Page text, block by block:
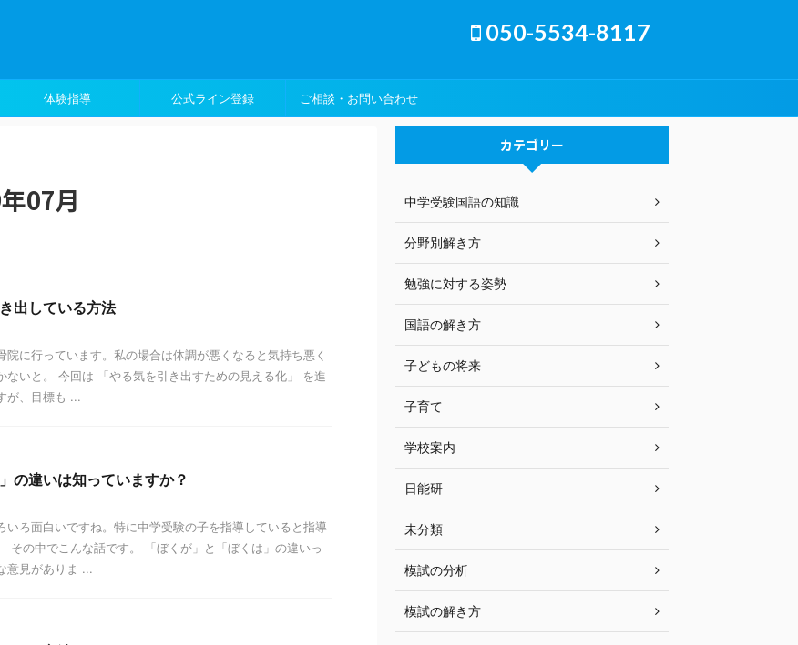
050-5534-8117
体験指導 公式ライン登録 ご相談・お問い合わせ
07月
出している方法
院に行っています。私の場合は体調が悪くなると気持ち悪く
ないと。 今回は 「やる気を引き出すための見える化」 を進
が、目標も ...
の違いは知っていますか？
いろ面白いですね。特に中学受験の子を指導していると指導
その中でこんな話です。 「ぼくが」と「ぼくは」の違いっ
意見がありま ...
カテゴリー
中学受験国語の知識
分野別解き方
勉強に対する姿勢
国語の解き方
子どもの将来
子育て
学校案内
日能研
未分類
模試の分析
模試の解き方